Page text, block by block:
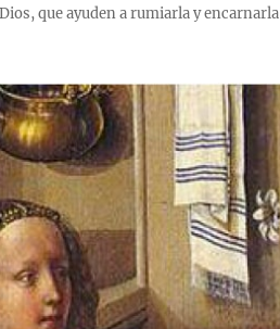
que ayuden a rumiarla y encarnarla